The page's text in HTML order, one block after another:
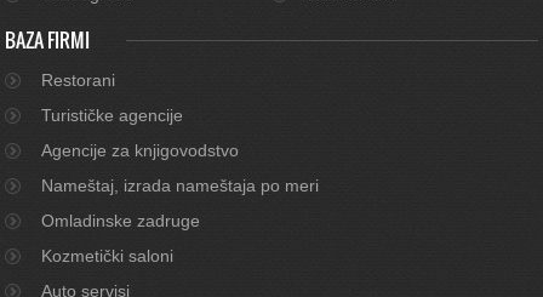
BAZA FIRMI
Restorani
Turističke agencije
Agencije za knjigovodstvo
Nameštaj, izrada nameštaja po meri
Omladinske zadruge
Kozmetički saloni
Auto servisi